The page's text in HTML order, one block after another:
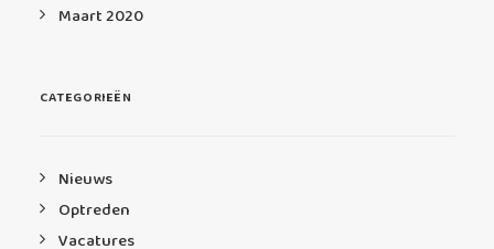
Maart 2020
CATEGORIEËN
Nieuws
Optreden
Vacatures